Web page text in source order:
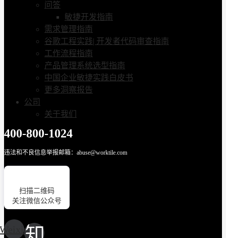
问答
敏捷开发指南
需求管理指南
谷歌工程实践| 开发者代码审查指南
工作流程指南
产品管理系统选型指南
中国企业敏捷实践白皮书
更多洞察报告
公司
关于我们
400-800-1024
违法和不良信息举报邮箱：abuse@worktile.com
扫描二维码
关注微信公众号
Weixin